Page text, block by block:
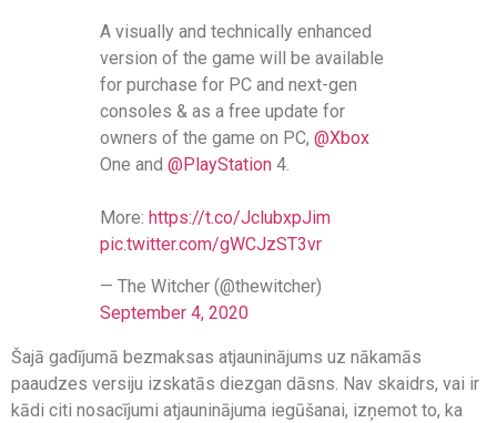
A visually and technically enhanced
version of the game will be available
for purchase for PC and next-gen
consoles & as a free update for
owners of the game on PC, @Xbox
One and @PlayStation 4.
More: https://t.co/JclubxpJim
pic.twitter.com/gWCJzST3vr
— The Witcher (@thewitcher)
September 4, 2020
Šajā gadījumā bezmaksas atjauninājums uz nākamās
paaudzes versiju izskatās diezgan dāsns. Nav skaidrs, vai ir
kādi citi nosacījumi atjauninājuma iegūšanai, izņemot to, ka